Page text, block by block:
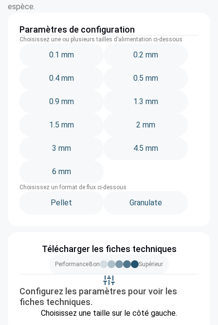
espèce.
Paramètres de configuration
Choisissez une ou plusieurs tailles d’alimentation ci-dessous
0.1 mm 0.2 mm
0.4 mm 0.5 mm
0.9 mm 1.3 mm
1.5 mm 2 mm
3 mm 4.5 mm
6 mm
Choisissez un format de flux ci-dessous
Pellet Granulate
Télécharger les fiches techniques
Performance Bon Supérieur
Configurez les paramètres pour voir les
fiches techniques.
Choisissez une taille sur le côté gauche.